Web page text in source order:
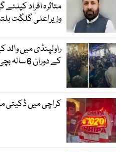
متاثرہ افراد کیلئے
وزیراعلیٰ گلگت
راولپنڈی میں
کے دوران 6 سالہ بچی پراسرار طور پر لاپتا
کراچی میں ڈکیتی